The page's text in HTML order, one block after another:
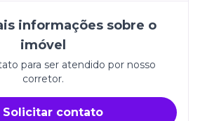
informações sobre o
imóvel
para ser atendido por nosso
corretor.
Solicitar contato